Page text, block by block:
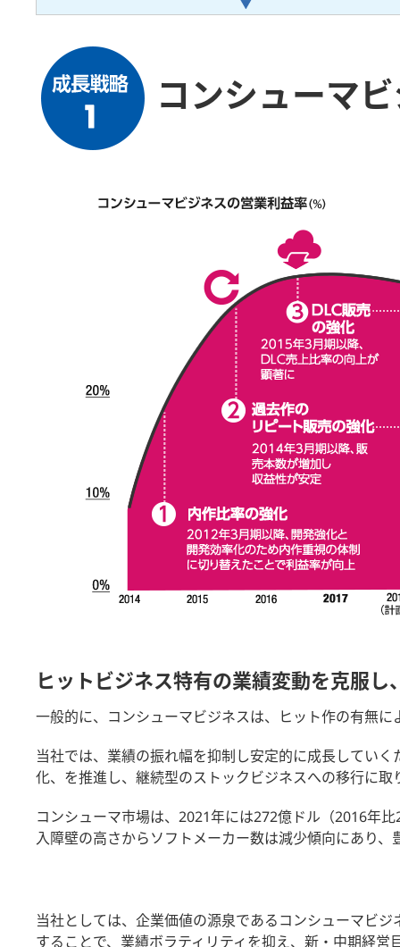
コンシューマ
ヒットビジネス特有の業績変動を克服
一般的に、コンシューマビジネスは、ヒット作の有無
当社では、業績の振れ幅を抑制し安定的に成長してい
化、を推進し、継続型のストックビジネスへの移行に取
コンシューマ市場は、2021年には272億ドル（2016年
入障壁の高さからソフトメーカー数は減少傾向にあり
当社としては、企業価値の源泉であるコンシューマビ
することで、業績ボラティリティを抑え、新・中期経